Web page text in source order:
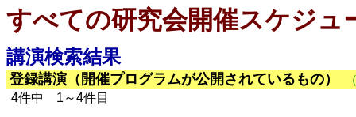
すべての研究会開催スケジュ
講演検索結果
登録講演（開催プログラムが公開されているもの）
4件中 1～4件目